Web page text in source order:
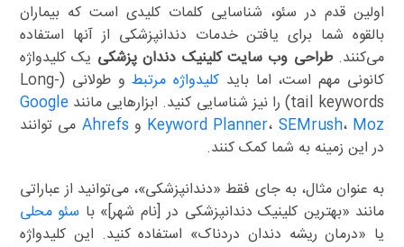
اولین قدم در سئو، شناسایی کلمات کلیدی است که بیماران
بالقوه شما برای یافتن خدمات دندانپزشکی از آنها استفاده
می‌کنند.طراحی وب سایت کلینیک دندان پزشکی یک کلیدواژه
کانونی مهم است، اما باید کلیدواژه مرتبط
و طولانی (Long-
tail keywords) را نیز شناسایی کنید. ابزارهایی مانند
Google
Keyword Planner، SEMrush، Moz و Ahrefs می توانند
در این زمینه به شما کمک کنند.
به عنوان مثال، به جای فقط «دندانپزشکی»، می‌توانید از عباراتی
مانند «بهترین کلینیک دندانپزشکی در [نام شهر]» با سئو محلی
یا «درمان ریشه دندان دردناک» استفاده کنید. این کلیدواژه